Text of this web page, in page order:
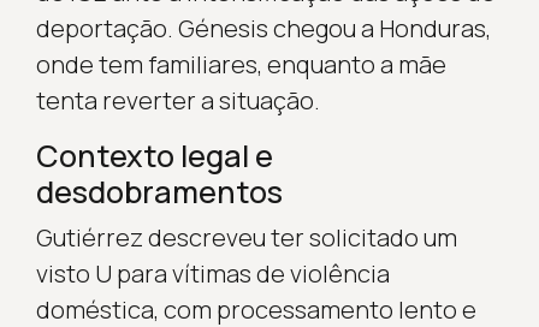
deportação. Génesis chegou a Honduras,
onde tem familiares, enquanto a mãe
tenta reverter a situação.
Contexto legal e
desdobramentos
Gutiérrez descreveu ter solicitado um
visto U para vítimas de violência
doméstica, com processamento lento e